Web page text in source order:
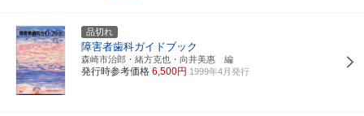
品切れ
障害者歯科ガイドブック
森崎市治郎・緒方克也・向井美惠 編
発行時参考価格 6,500円 1999年4月発行